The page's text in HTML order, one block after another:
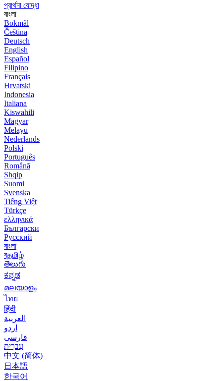
প্রার্থনা যোদ্ধা
বাংলা
Bokmål
Čeština
Deutsch
English
Español
Filipino
Français
Hrvatski
Indonesia
Italiana
Kiswahili
Magyar
Melayu
Nederlands
Polski
Português
Română
Shqip
Suomi
Svenska
Tiếng Việt
Türkçe
ελληνικά
Български
Русский
বাংলা
বதமிழ்
తెలుగు
ಕನ್ನಡ
മലയാളം
ไทย
हिंदी
العربية
اردو
فارسی
עִברִית
中文 (简体)
日本語
한국어